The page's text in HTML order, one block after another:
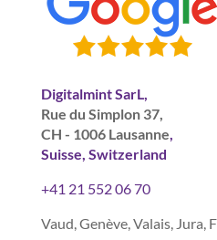
Digitalmint SarL,
Rue du Simplon 37,
CH - 1006 Lausanne
Suisse, Switzerland
+41 21 552 06 70
Vaud, Genève, Valais, Jura,